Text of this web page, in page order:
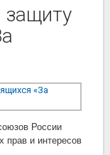
защиту
России
прав и интересов